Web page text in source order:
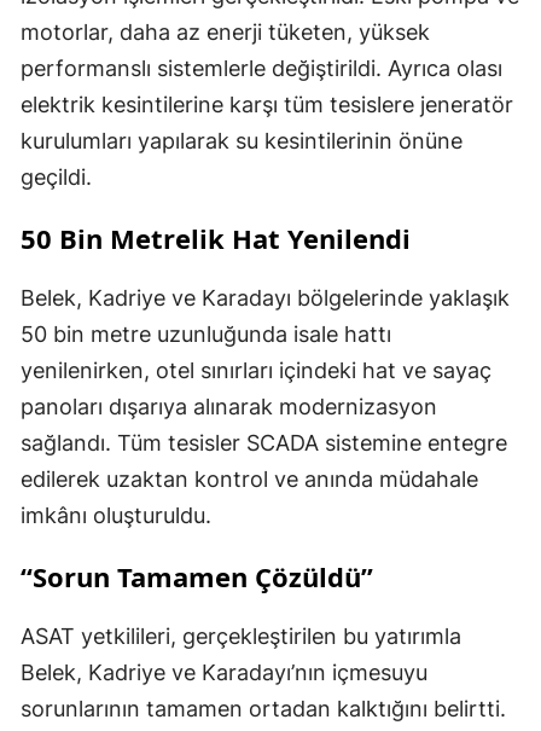
motorlar, daha az enerji tüketen, yüksek
performanslı sistemlerle değiştirildi. Ayrıca olası
elektrik kesintilerine karşı tüm tesislere jeneratör
kurulumları yapılarak su kesintilerinin önüne
geçildi.
50 Bin Metrelik Hat Yenilendi
Belek, Kadriye ve Karadayı bölgelerinde yaklaşık
50 bin metre uzunluğunda isale hattı
yenilenirken, otel sınırları içindeki hat ve sayaç
panoları dışarıya alınarak modernizasyon
sağlandı. Tüm tesisler SCADA sistemine entegre
edilerek uzaktan kontrol ve anında müdahale
imkânı oluşturuldu.
“Sorun Tamamen Çözüldü”
ASAT yetkilileri, gerçekleştirilen bu yatırımla
Belek, Kadriye ve Karadayı’nın içmesuyu
sorunlarının tamamen ortadan kalktığını belirtti.